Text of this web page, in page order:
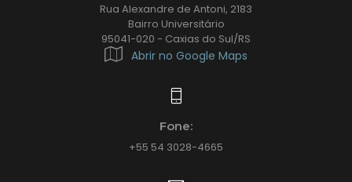
Rua Alexandre de Antoni, 2183
Bairro Universitário
95041-020 - Caxias do Sul/RS
Abrir no Google Maps
Fone:
+55 54 3028-4665